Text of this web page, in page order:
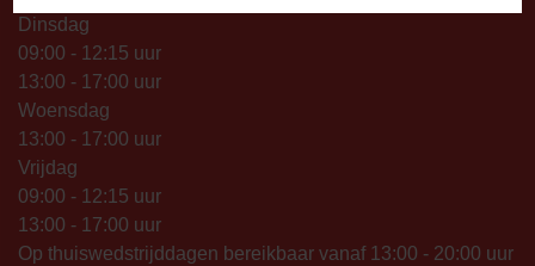
Dinsdag
09:00 - 12:15 uur
13:00 - 17:00 uur
Woensdag
13:00 - 17:00 uur
Vrijdag
09:00 - 12:15 uur
13:00 - 17:00 uur
Op thuiswedstrijddagen bereikbaar vanaf 13:00 - 20:00 uur